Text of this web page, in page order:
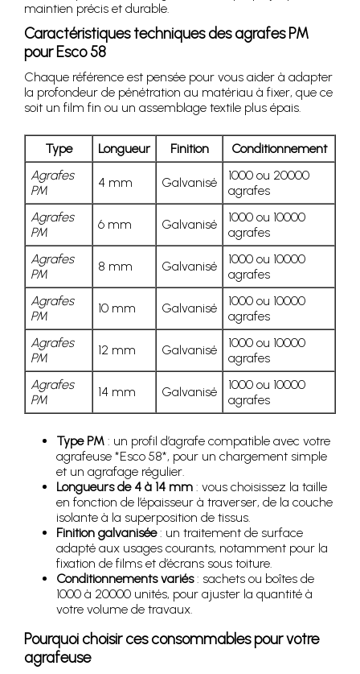
maintien précis et durable.
Caractéristiques techniques des agrafes PM
pour Esco 58
Chaque référence est pensée pour vous aider à adapter
la profondeur de pénétration au matériau à fixer, que ce
soit un film fin ou un assemblage textile plus épais.
Type Longueur Finition
Conditionnement
Agrafes
PM
4 mm Galvanisé
1000 ou 20000
agrafes
Agrafes
PM
6 mm Galvanisé
1000 ou 10000
agrafes
Agrafes
PM
8 mm Galvanisé
1000 ou 10000
agrafes
Agrafes
PM
10 mm Galvanisé
1000 ou 10000
agrafes
Agrafes
PM
12 mm Galvanisé
1000 ou 10000
agrafes
Agrafes
PM
14 mm Galvanisé
1000 ou 10000
agrafes
Type PM : un profil d’agrafe compatible avec votre
agrafeuse *Esco 58*, pour un chargement simple
et un agrafage régulier.
Longueurs de 4 à 14 mm : vous choisissez la taille
en fonction de l’épaisseur à traverser, de la couche
isolante à la superposition de tissus.
Finition galvanisée: un traitement de surface
adapté aux usages courants, notamment pour la
fixation de films et d’écrans sous toiture.
Conditionnements variés: sachets ou boîtes de
1000 à 20000 unités, pour ajuster la quantité à
votre volume de travaux.
Pourquoi choisir ces consommables pour votre
agrafeuse